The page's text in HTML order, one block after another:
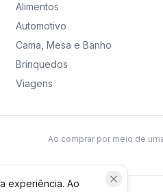
Alimentos
Automotivo
Cama, Mesa e Banho
Brinquedos
Viagens
Ao comprar por meio de
experiência. Ao